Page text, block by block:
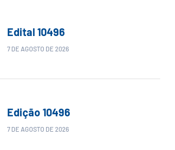
Edital 10496
7 DE AGOSTO DE 2026
Edição 10496
7 DE AGOSTO DE 2026